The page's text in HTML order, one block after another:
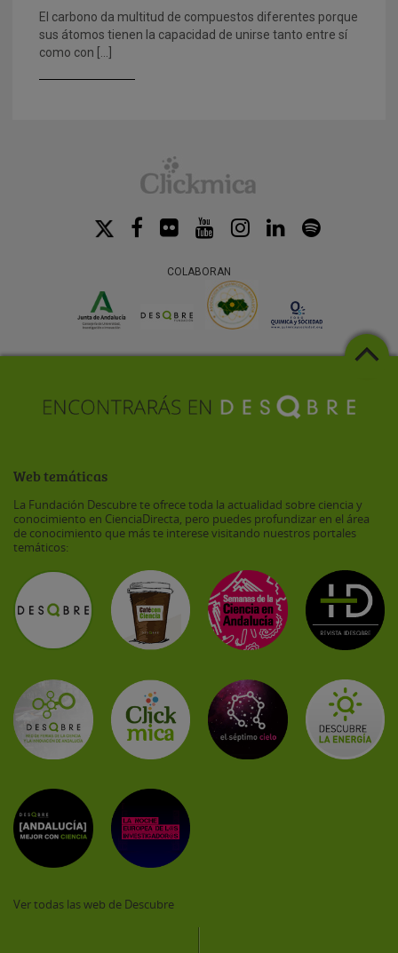
El carbono da multitud de compuestos diferentes porque
sus átomos tienen la capacidad de unirse tanto entre sí
como con […]
COLABORAN
Web temáticas
La Fundación Descubre te ofrece toda la actualidad sobre ciencia y
conocimiento en CienciaDirecta, pero puedes profundizar en el área
de conocimiento que más te interese visitando nuestros portales
temáticos:
Ver todas las web de Descubre